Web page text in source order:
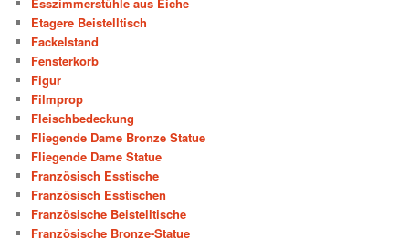
Etagere Beistelltisch
Fackelstand
Fensterkorb
Figur
Filmprop
Fleischbedeckung
Fliegende Dame Bronze Statue
Fliegende Dame Statue
Französisch Esstische
Französisch Esstischen
Französische Beistelltische
Französische Bronze-Statue